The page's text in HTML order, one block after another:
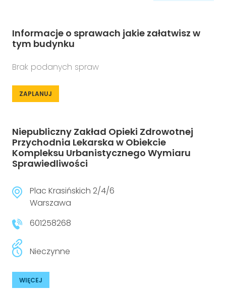
Informacje o sprawach jakie załatwisz w
tym budynku
Brak podanych spraw
ZAPLANUJ
Niepubliczny Zakład Opieki Zdrowotnej
Przychodnia Lekarska w Obiekcie
Kompleksu Urbanistycznego Wymiaru
Sprawiedliwości
Plac Krasińskich 2/4/6
Warszawa
601258268
Nieczynne
WIĘCEJ